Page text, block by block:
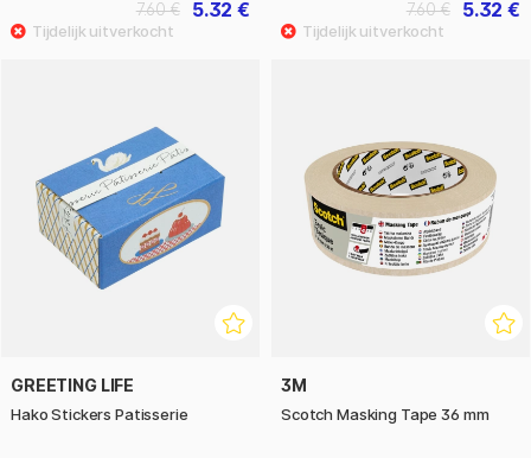
5.32 €
7.60 € 5.32 €
7.60 €
GREETING LIFE
Hako Stickers Patisserie
3M
Scotch Masking Tape 36 mm